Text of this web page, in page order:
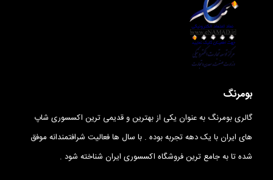
بومرنگ
گالری بومرنگ به عنوان یکی از بهترین و قدیمی ترین اکسسوری شاپ
های ایران با یک دهه تجربه بوده . با سال ها فعالیت شرافتمندانه موفق
شده تا به جامع ترین فروشگاه اکسسوری ایران شناخته شود .